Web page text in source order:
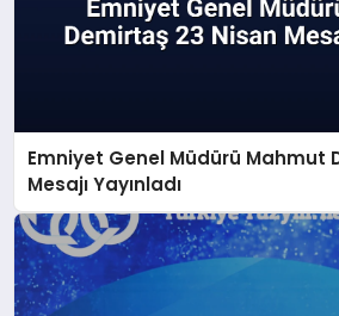
Emniyet Genel Müdürü Mahmut
Mesajı Yayınladı